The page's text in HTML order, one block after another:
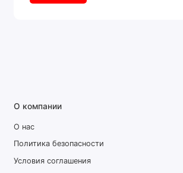
О компании
О нас
Политика безопасности
Условия соглашения